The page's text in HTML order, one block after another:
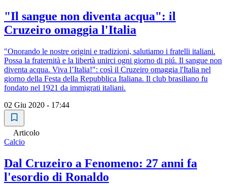
"Il sangue non diventa acqua": il
Cruzeiro omaggia l'Italia
"Onorando le nostre origini e tradizioni, salutiamo i fratelli italiani.
Possa la fraternità e la libertà unirci ogni giorno di piú. Il sangue non
diventa acqua. Viva l’Italia!": così il Cruzeiro omaggia l'Italia nel
giorno della Festa della Repubblica Italiana. Il club brasiliano fu
fondato nel 1921 da immigrati italiani.
02 Giu 2020 - 17:44
Articolo
Calcio
Dal Cruzeiro a Fenomeno: 27 anni fa
l'esordio di Ronaldo